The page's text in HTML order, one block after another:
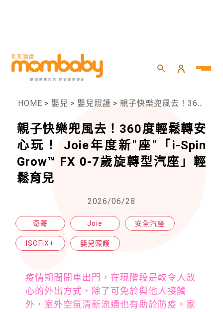
HOME > 嬰兒 > 嬰兒照護 > 親子快樂兜風去！360度輕鬆轉安心玩！ Joie年度新"座"「i-Spin Grow™ FX 0-7歲旋轉型汽座」輕鬆育兒
親子快樂兜風去！360度輕鬆轉安
心玩！ Joie年度新"座"「i-Spin
Grow™ FX 0-7歲旋轉型汽座」輕
鬆育兒
2026/06/28
奇哥 Joie 安全汽座
ISOFIX+ 嬰兒照護
疫情期間開車出門，在現階段是較令人放
心的外出方式，除了可免於與他人接觸
外，室外空氣清新流通也有助於防疫。家